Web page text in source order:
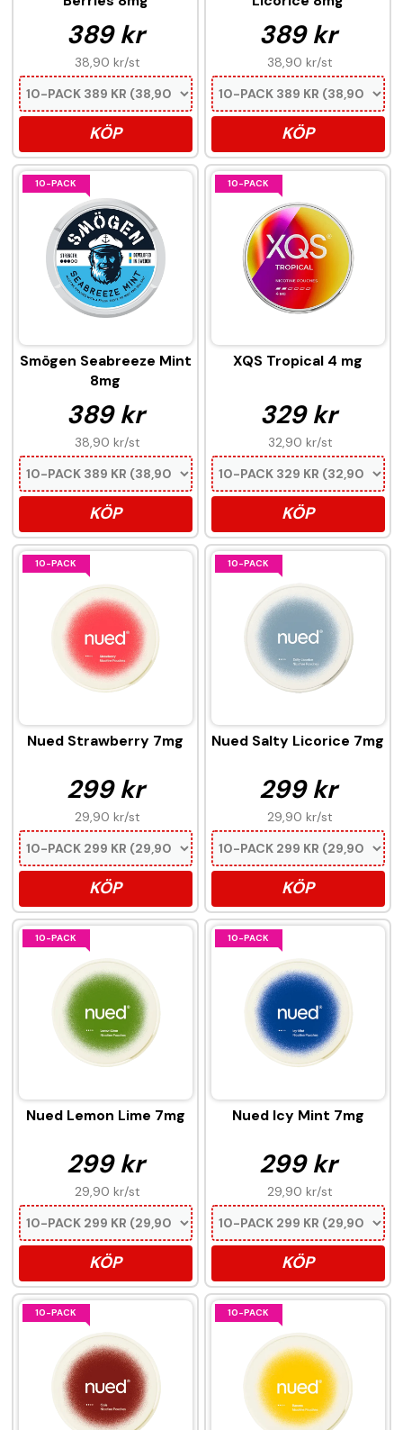
389 kr
38,90 kr/st
KÖP
389 kr
38,90 kr/st
KÖP
10-PACK
Smögen Seabreeze Mint
8mg
389 kr
38,90 kr/st
KÖP
10-PACK
XQS Tropical 4 mg
329 kr
32,90 kr/st
KÖP
10-PACK
Nued Strawberry 7mg
299 kr
29,90 kr/st
KÖP
10-PACK
Nued Salty Licorice 7mg
299 kr
29,90 kr/st
KÖP
10-PACK
Nued Lemon Lime 7mg
299 kr
29,90 kr/st
KÖP
10-PACK
Nued Icy Mint 7mg
299 kr
29,90 kr/st
KÖP
10-PACK 10-PACK